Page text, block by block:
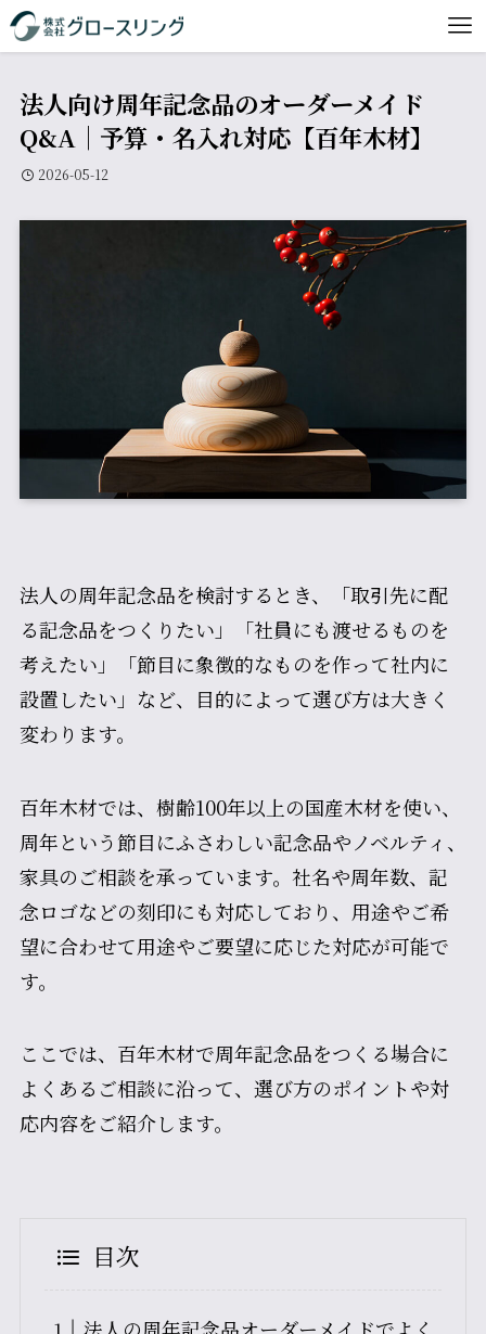
法人向け周年記念品のオーダーメイド
Q&A｜予算・名入れ対応【百年木材】
2026-05-12
法人の周年記念品を検討するとき、「取引先に配
る記念品をつくりたい」「社員にも渡せるものを
考えたい」「節目に象徴的なものを作って社内に
設置したい」など、目的によって選び方は大きく
変わります。
百年木材では、樹齢100年以上の国産木材を使い、
周年という節目にふさわしい記念品やノベルティ、
家具のご相談を承っています。社名や周年数、記
念ロゴなどの刻印にも対応しており、用途やご希
望に合わせて用途やご要望に応じた対応が可能で
す。
ここでは、百年木材で周年記念品をつくる場合に
よくあるご相談に沿って、選び方のポイントや対
応内容をご紹介します。
目次